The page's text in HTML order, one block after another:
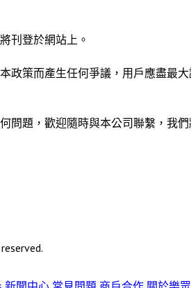
刊登於網站上。
政策而產生任何爭議，用戶應盡最
問題，歡迎隨時與本公司聯繫，我